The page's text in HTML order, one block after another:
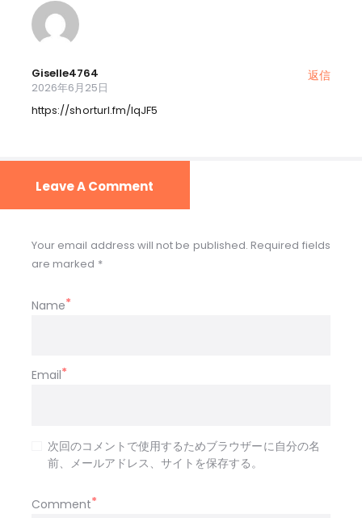
Giselle4764 返信
2026年6月25日
https://shorturl.fm/IqJF5
Leave A Comment
Your email address will not be published. Required fields
are marked *
Name
Email
次回のコメントで使用するためブラウザーに自分の名
前、メールアドレス、サイトを保存する。
Comment